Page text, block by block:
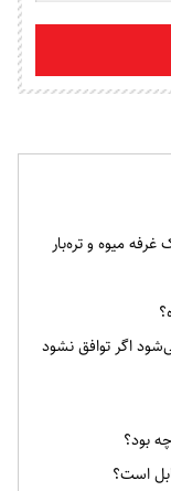
می‌شود اگر توافق نشود
است؟